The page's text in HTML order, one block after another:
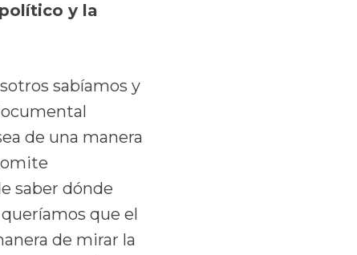
y la
sabíamos y
de una manera
saber dónde
que el
de mirar la